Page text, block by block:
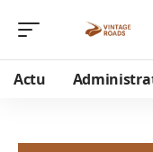
Actu